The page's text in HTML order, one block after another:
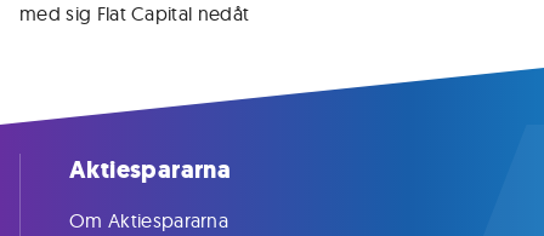
med sig Flat Capital nedåt
Aktiespararna
Om Aktiespararna